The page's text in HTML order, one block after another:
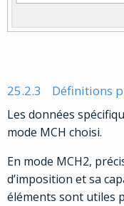
25.2.3 Définitions
Les données
mode MCH choisi.
En mode MCH2,
d’imposition et sa
éléments sont utiles